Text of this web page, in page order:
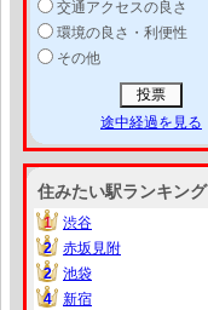
交通アクセスの良さ
環境の良さ・利便性
その他
途中経過を見る
住みたい駅ランキング
1
1
渋谷
2
2
赤坂見附
2
2
池袋
4
4
新宿